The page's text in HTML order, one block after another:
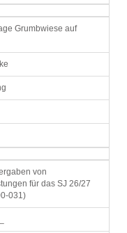
Grumbwiese auf
von
für das SJ 26/27
031)